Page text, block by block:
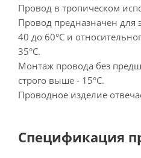
Провод в тропическом
Провод предназначен для
40 до 60°С и
35°С.
Монтаж провода без
строго выше - 15°С.
Проводное изделие
Спецификация